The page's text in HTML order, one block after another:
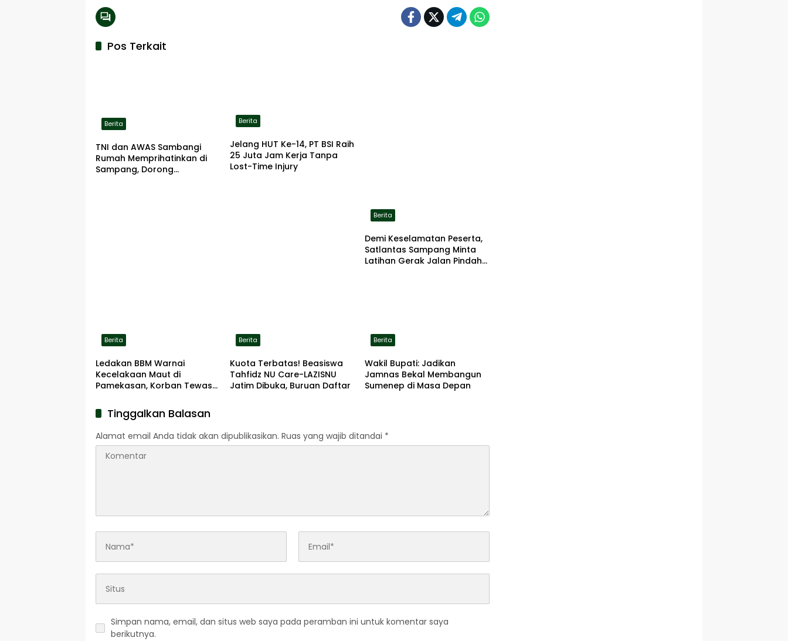
Pos Terkait
Berita
TNI dan AWAS Sambangi
Rumah Memprihatinkan di
Sampang, Dorong
Berita
Jelang HUT Ke-14, PT BSI Raih
25 Juta Jam Kerja Tanpa
Lost-Time Injury
Berita
Demi Keselamatan Peserta,
Satlantas Sampang Minta
Latihan Gerak Jalan Pindah
Berita
Ledakan BBM Warnai
Kecelakaan Maut di
Pamekasan, Korban Tewas
Berita
Kuota Terbatas! Beasiswa
Tahfidz NU Care-LAZISNU
Jatim Dibuka, Buruan Daftar
Berita
Wakil Bupati: Jadikan
Jamnas Bekal Membangun
Sumenep di Masa Depan
Tinggalkan Balasan
Alamat email Anda tidak akan dipublikasikan. Ruas yang wajib ditandai *
Simpan nama, email, dan situs web saya pada peramban ini untuk komentar saya
berikutnya.